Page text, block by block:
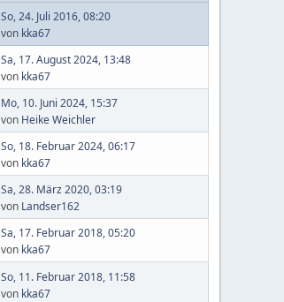
So, 24. Juli 2016, 08:20
von kka67
Sa, 17. August 2024, 13:48
von kka67
Mo, 10. Juni 2024, 15:37
von Heike Weichler
So, 18. Februar 2024, 06:17
von kka67
Sa, 28. März 2020, 03:19
von Landser162
Sa, 17. Februar 2018, 05:20
von kka67
So, 11. Februar 2018, 11:58
von kka67